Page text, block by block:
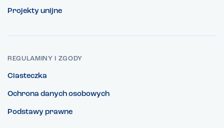
Projekty unijne
REGULAMINY I ZGODY
Ciasteczka
Ochrona danych osobowych
Podstawy prawne